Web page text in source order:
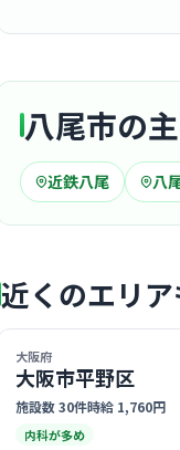
八尾市の
近鉄八尾 八
近くのエリ
大阪府
大阪市平野区
施設数 30件時給 1,760円
内科が多め